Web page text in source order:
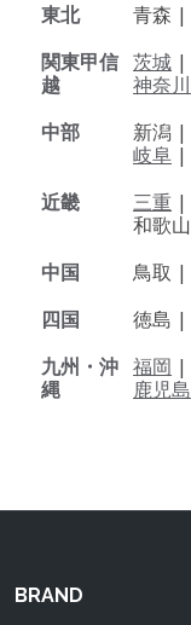
東北
青森 |
関東甲信
越
茨城 |
神奈川
中部
新潟 |
岐阜 |
近畿
三重 |
和歌山
中国
鳥取 |
四国
徳島 |
九州・沖
縄
福岡 |
鹿児島
BRAND